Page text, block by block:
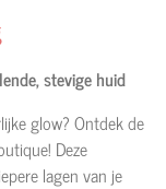
stevige huid
glow? Ontdek de
Deze
lagen van je